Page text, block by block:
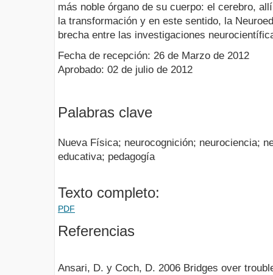
más noble órgano de su cuerpo: el cerebro,
la transformación y en este sentido, la
brecha entre las investigaciones
Fecha de recepción: 26 de Marzo de 2012
Aprobado: 02 de julio de 2012
Palabras clave
Nueva Física; neurocognición; neurociencia;
educativa; pedagogía
Texto completo:
PDF
Referencias
Ansari, D. y Coch, D. 2006 Bridges over